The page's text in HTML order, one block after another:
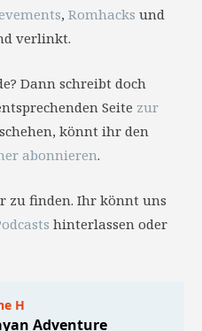
, Romhacks und
verlinkt.
Dann schreibt doch
Seite zur
könnt ihr den
abonnieren.
zu finden. Ihr könnt uns
hinterlassen oder